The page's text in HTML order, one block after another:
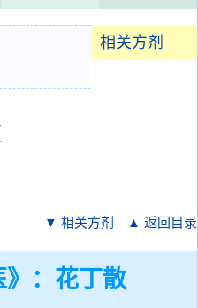
相关方剂
▼ 相关方剂 ▲ 返回目录
》：花丁散